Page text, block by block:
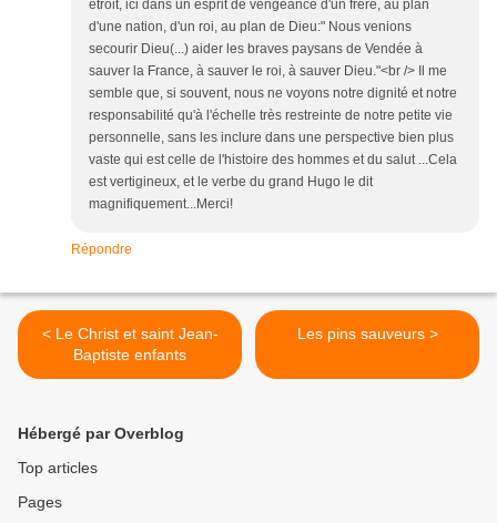
étroit, ici dans un esprit de vengeance d'un frère, au plan
d'une nation, d'un roi, au plan de Dieu:" Nous venions
secourir Dieu(...) aider les braves paysans de Vendée à
sauver la France, à sauver le roi, à sauver Dieu."<br /> Il me
semble que, si souvent, nous ne voyons notre dignité et notre
responsabilité qu'à l'échelle très restreinte de notre petite vie
personnelle, sans les inclure dans une perspective bien plus
vaste qui est celle de l'histoire des hommes et du salut ...Cela
est vertigineux, et le verbe du grand Hugo le dit
magnifiquement...Merci!
Répondre
< Le Christ et saint Jean-
Baptiste enfants
Les pins sauveurs >
Hébergé par Overblog
Top articles
Pages